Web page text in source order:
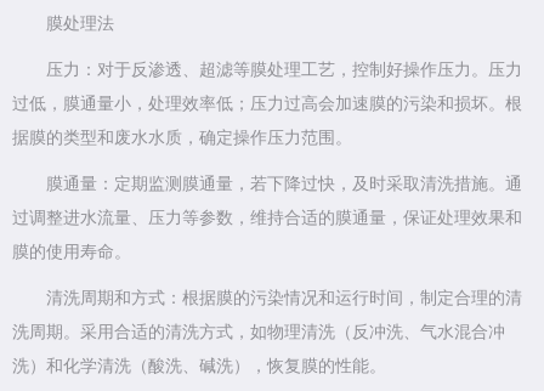
膜处理法
压力：对于反渗透、超滤等膜处理工艺，控制好操作压力。压力
过低，膜通量小，处理效率低；压力过高会加速膜的污染和损坏。根
据膜的类型和废水水质，确定操作压力范围。
膜通量：定期监测膜通量，若下降过快，及时采取清洗措施。通
过调整进水流量、压力等参数，维持合适的膜通量，保证处理效果和
膜的使用寿命。
清洗周期和方式：根据膜的污染情况和运行时间，制定合理的清
洗周期。采用合适的清洗方式，如物理清洗（反冲洗、气水混合冲
洗）和化学清洗（酸洗、碱洗），恢复膜的性能。